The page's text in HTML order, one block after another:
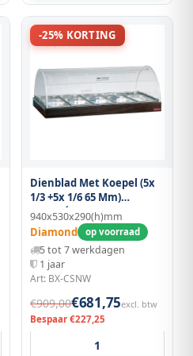
-25% KORTING
Dienblad Met Koepel (5x
1/3 +5x 1/6 65 Mm)
"wengé"
940x530x290(h)mm
Diamond op voorraad
5 tot 7 werkdagen
1 jaar
Art: BX-CSNW
€909,00€681,75excl. btw
Bespaar €227,25